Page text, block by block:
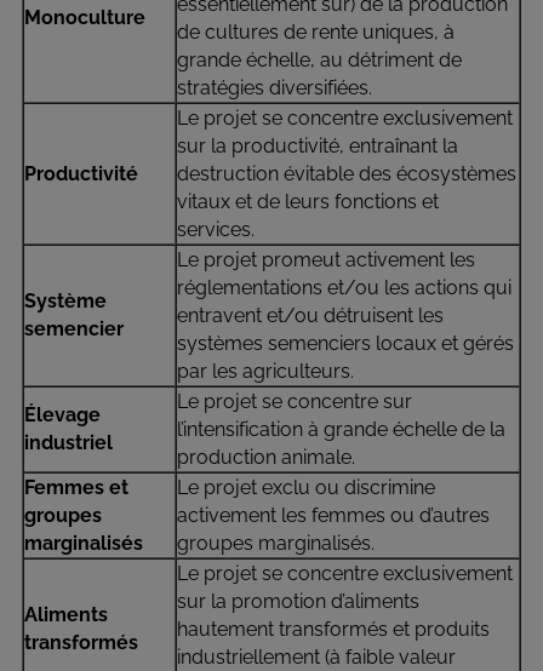
Monoculture
de cultures de rente uniques, à
grande échelle, au détriment de
stratégies diversifiées.
Productivité
Le projet se concentre exclusivement
sur la productivité, entraînant la
destruction évitable des écosystèmes
vitaux et de leurs fonctions et
services.
Système
semencier
Le projet promeut activement les
réglementations et/ou les actions qui
entravent et/ou détruisent les
systèmes semenciers locaux et gérés
par les agriculteurs.
Élevage
industriel
Le projet se concentre sur
l’intensification à grande échelle de la
production animale.
Femmes et
groupes
marginalisés
Le projet exclu ou discrimine
activement les femmes ou d’autres
groupes marginalisés.
Aliments
transformés
Le projet se concentre exclusivement
sur la promotion d’aliments
hautement transformés et produits
industriellement (à faible valeur